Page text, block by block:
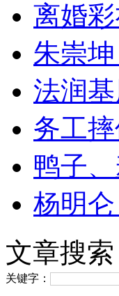
离婚
朱崇
法润
务工
鸭子
杨明
文章搜索
关键字：